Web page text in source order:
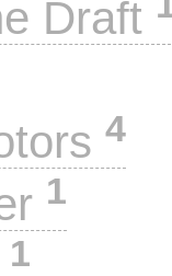
Draft
4
1
1